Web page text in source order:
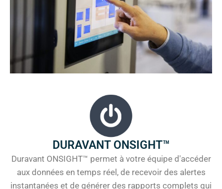
DURAVANT ONSIGHT™
Duravant ONSIGHT™ permet à votre équipe d'accéder
aux données en temps réel, de recevoir des alertes
instantanées et de générer des rapports complets qui